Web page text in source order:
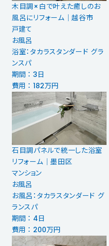
木目調×白で叶えた癒しのお
風呂にリフォーム｜越谷市
戸建て
お風呂
浴室：タカラスタンダード グラ
ンスパ
期間 ： 3日
費用 ： 182万円
石目調パネルで統一した浴室
リフォーム｜墨田区
マンション
お風呂
お風呂：タカラスタンダード グ
ランスパ
期間 ： 4日
費用 ： 200万円